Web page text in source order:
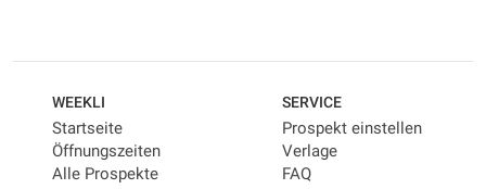
WEEKLI
Startseite
Öffnungszeiten
Alle Prospekte
SERVICE
Prospekt einstellen
Verlage
FAQ